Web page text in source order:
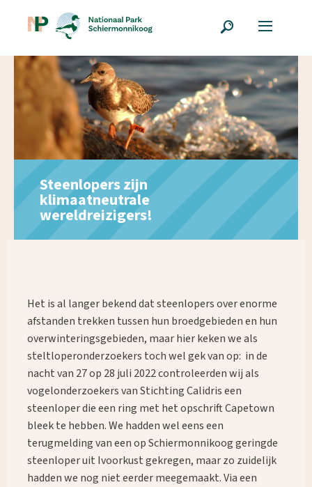
Steenlopers zijn
klimaatneutrale
wereldreizigers!
Het is al langer bekend dat steenlopers over enorme
afstanden trekken tussen hun broedgebieden en hun
overwinteringsgebieden, maar hier keken we als
steltloperonderzoekers toch wel gek van op: in de
nacht van 27 op 28 juli 2022 controleerden wij als
vogelonderzoekers van Stichting Calidris een
steenloper die een ring met het opschrift Capetown
bleek te hebben. We hadden wel eens een
terugmelding van een op Schiermonnikoog geringde
steenloper uit Ivoorkust gekregen, maar zo zuidelijk
hadden we nog niet eerder meegemaakt. Via een